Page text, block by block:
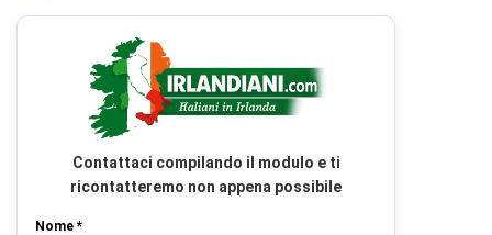
Contattaci compilando il modulo e ti
ricontatteremo non appena possibile
Nome *